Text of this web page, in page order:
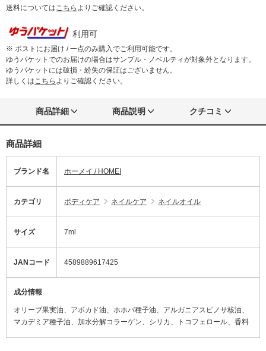
送料についてはこちら よりご確認ください。
利用可
※ ポストにお届け / 一点のみ購入でご利用可能です。
ゆうパケットでのお届けの場合はサンプル・ノベルティが対象外となります。
ゆうパケットには破損・紛失の保証はございません。
詳しくはこちら よりご確認ください。
商品詳細 商品説明 クチコミ
商品詳細
ブランド名 ホーメイ / HOMEI
カテゴリ ボディケア ネイルケア ネイルオイル
サイズ 7ml
JANコード 4589889617425
成分情報
オリーブ果実油、アボカド油、ホホバ種子油、アルガニアスピノサ核油、
マカデミア種子油、加水分解コラーゲン、シリカ、トコフェロール、香料